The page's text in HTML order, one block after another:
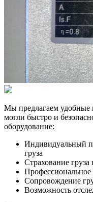
Мы предлагаем удобные
могли быстро и
оборудование:
Индивидуальный
груза
Страхование
Сопровождение
Возможность